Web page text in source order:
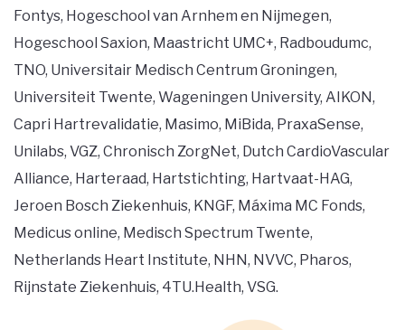
Fontys, Hogeschool van Arnhem en Nijmegen,
Hogeschool Saxion, Maastricht UMC+, Radboudumc,
TNO, Universitair Medisch Centrum Groningen,
Universiteit Twente, Wageningen University, AIKON,
Capri Hartrevalidatie, Masimo, MiBida, PraxaSense,
Unilabs, VGZ, Chronisch ZorgNet, Dutch CardioVascular
Alliance, Harteraad, Hartstichting, Hartvaat-HAG,
Jeroen Bosch Ziekenhuis, KNGF, Máxima MC Fonds,
Medicus online, Medisch Spectrum Twente,
Netherlands Heart Institute, NHN, NVVC, Pharos,
Rijnstate Ziekenhuis, 4TU.Health, VSG.